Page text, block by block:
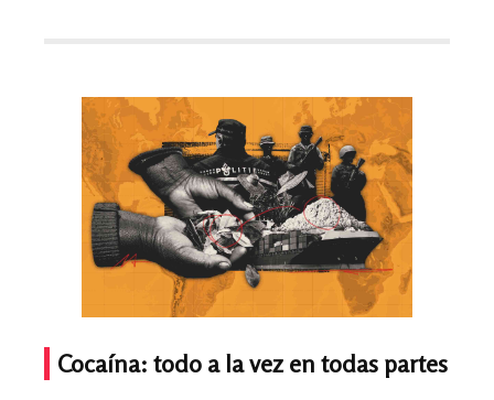
Cocaína: todo a la vez en todas partes